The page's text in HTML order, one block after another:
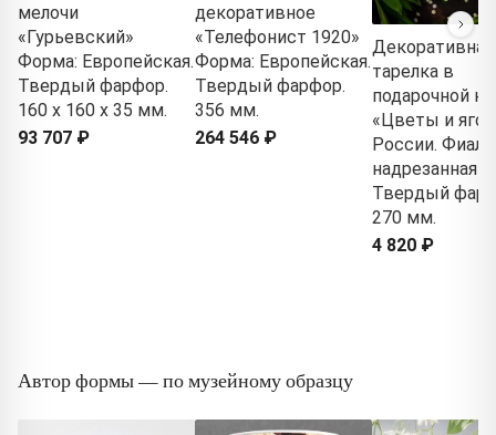
мелочи
«Гурьевский»
Форма: Европейская.
Твердый фарфор.
160 x 160 x 35 мм.
93 707 ₽
декоративное
«Телефонист 1920»
Форма: Европейская.
Твердый фарфор.
356 мм.
264 546 ₽
Декоративная
тарелка в
подарочной
«Цветы и
России.
надрезанная»
Твердый
270 мм.
4 820 ₽
Автор формы — по музейному образцу